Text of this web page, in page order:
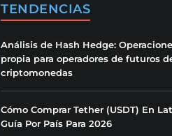
TENDENCIAS
Análisis de Hash Hedge:
propia para operadores de futuros
criptomonedas
Cómo Comprar Tether (USDT) En
Guía Por País Para 2026